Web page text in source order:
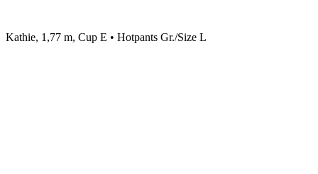
Kathie, 1,77 m, Cup E • Hotpants Gr./Size L